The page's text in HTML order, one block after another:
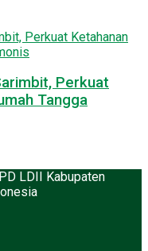
Perkuat
Tangga
LDII Kabupaten